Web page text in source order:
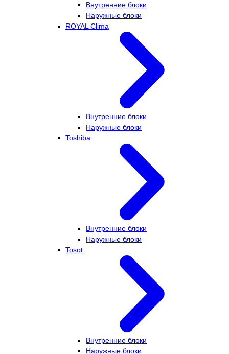
Внутренние блоки
Наружные блоки
ROYAL Clima
Внутренние блоки
Наружные блоки
Toshiba
Внутренние блоки
Наружные блоки
Tosot
Внутренние блоки
Наружные блоки